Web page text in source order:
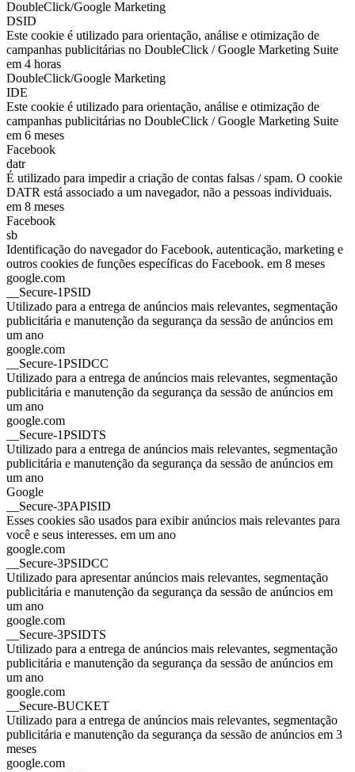
DoubleClick/Google Marketing
DSID
Este cookie é utilizado para orientação, análise e otimização de
campanhas publicitárias no DoubleClick / Google Marketing Suite
em 4 horas
DoubleClick/Google Marketing
IDE
Este cookie é utilizado para orientação, análise e otimização de
campanhas publicitárias no DoubleClick / Google Marketing Suite
em 6 meses
Facebook
datr
É utilizado para impedir a criação de contas falsas / spam. O cookie
DATR está associado a um navegador, não a pessoas individuais.
em 8 meses
Facebook
sb
Identificação do navegador do Facebook, autenticação, marketing e
outros cookies de funções específicas do Facebook. em 8 meses
google.com
__Secure-1PSID
Utilizado para a entrega de anúncios mais relevantes, segmentação
publicitária e manutenção da segurança da sessão de anúncios em
um ano
google.com
__Secure-1PSIDCC
Utilizado para a entrega de anúncios mais relevantes, segmentação
publicitária e manutenção da segurança da sessão de anúncios em
um ano
google.com
__Secure-1PSIDTS
Utilizado para a entrega de anúncios mais relevantes, segmentação
publicitária e manutenção da segurança da sessão de anúncios em
um ano
Google
__Secure-3PAPISID
Esses cookies são usados para exibir anúncios mais relevantes para
você e seus interesses. em um ano
google.com
__Secure-3PSIDCC
Utilizado para apresentar anúncios mais relevantes, segmentação
publicitária e manutenção da segurança da sessão de anúncios em
um ano
google.com
__Secure-3PSIDTS
Utilizado para a entrega de anúncios mais relevantes, segmentação
publicitária e manutenção da segurança da sessão de anúncios em
um ano
google.com
__Secure-BUCKET
Utilizado para a entrega de anúncios mais relevantes, segmentação
publicitária e manutenção da segurança da sessão de anúncios em 3
meses
google.com